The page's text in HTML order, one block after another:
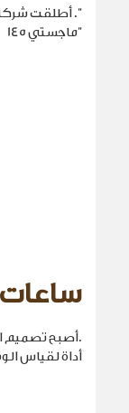
". أطلقت شركة
"ماجستي 145
.أصبح تصميم
أداة لقياس